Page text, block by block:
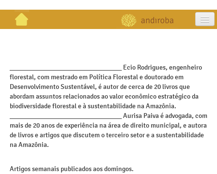
publicações
galeria
contato
_________________________________ Ecio Rodrigues, engenheiro
florestal, com mestrado em Política Florestal e doutorado em
Desenvolvimento Sustentável, é autor de cerca de 20 livros que
abordam assuntos relacionados ao valor econômico estratégico da
biodiversidade florestal e à sustentabilidade na Amazônia.
_________________________________ Aurisa Paiva é advogada, com
mais de 20 anos de experiência na área de direito municipal, e autora
de livros e artigos que discutem o terceiro setor e a sustentabilidade
na Amazônia.
Artigos semanais publicados aos domingos.